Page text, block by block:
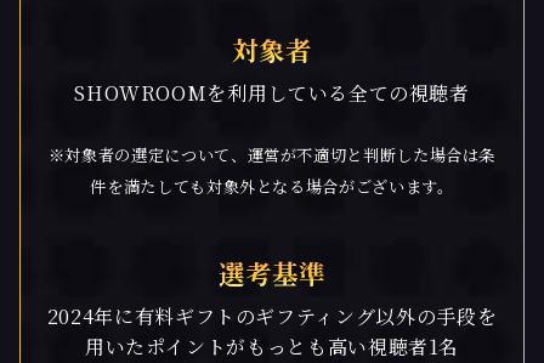
対象者
SHOWROOMを利用している全ての視聴者
※対象者の選定について、運営が不適切と判断した場合は条
件を満たしても対象外となる場合がございます。
選考基準
2024年に有料ギフトのギフティング以外の手段を
用いたポイントがもっとも高い視聴者1名